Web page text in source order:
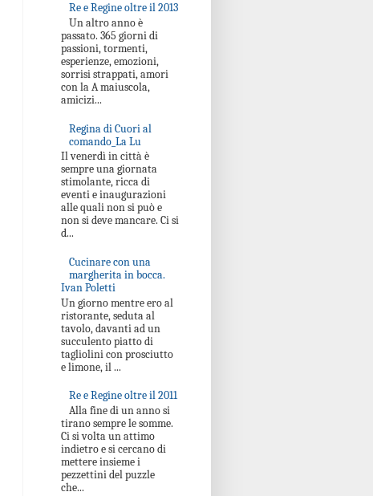
Re e Regine oltre il 2013
Un altro anno è
passato. 365 giorni di
passioni, tormenti,
esperienze, emozioni,
sorrisi strappati, amori
con la A maiuscola,
amicizi...
Regina di Cuori al
comando_La Lu
Il venerdì in città è
sempre una giornata
stimolante, ricca di
eventi e inaugurazioni
alle quali non si può e
non si deve mancare. Ci si
d...
Cucinare con una
margherita in bocca.
Ivan Poletti
Un giorno mentre ero al
ristorante, seduta al
tavolo, davanti ad un
succulento piatto di
tagliolini con prosciutto
e limone, il ...
Re e Regine oltre il 2011
Alla fine di un anno si
tirano sempre le somme.
Ci si volta un attimo
indietro e si cercano di
mettere insieme i
pezzettini del puzzle
che...